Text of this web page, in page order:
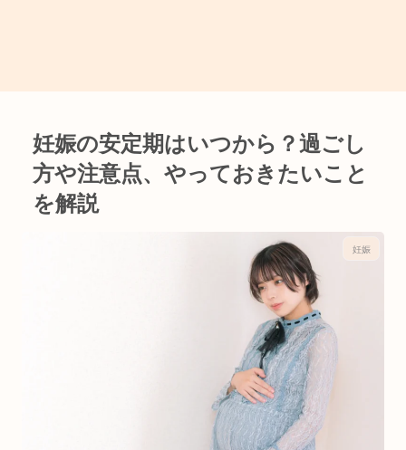
妊娠の安定期はいつから？過ごし
方や注意点、やっておきたいこと
を解説
妊娠